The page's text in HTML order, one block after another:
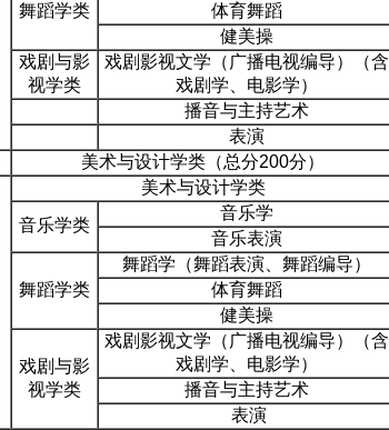
舞蹈学类
体育舞蹈
健美操
戏剧与影
视学类
戏剧影视文学（广播电视编导）（含
戏剧学、电影学）
播音与主持艺术
表演
美术与设计学类（总分200分）
美术与设计学类
音乐学类
音乐学
音乐表演
舞蹈学类
舞蹈学（舞蹈表演、舞蹈编导）
体育舞蹈
健美操
戏剧与影
视学类
戏剧影视文学（广播电视编导）（含
戏剧学、电影学）
播音与主持艺术
表演